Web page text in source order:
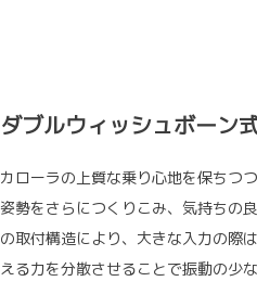
ダブルウィッシュボーン
カローラの上質な乗り心地を保ちつ
姿勢をさらにつくりこみ、気持ちの
の取付構造により、大きな入力の際
える力を分散させることで振動の少